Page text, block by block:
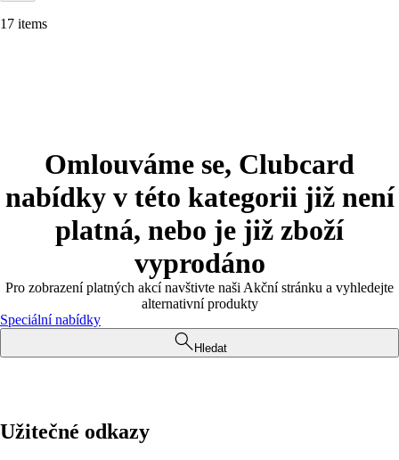
17 items
Omlouváme se, Clubcard
nabídky v této kategorii již není
platná, nebo je již zboží
vyprodáno
Pro zobrazení platných akcí navštivte naši Akční stránku a vyhledejte
alternativní produkty
Speciální nabídky
Hledat
Užitečné odkazy